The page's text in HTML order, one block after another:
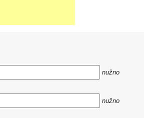
nužno
nužno